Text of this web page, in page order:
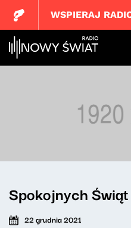
WSPIERAJ
Spokojnych
22 grudnia 2021